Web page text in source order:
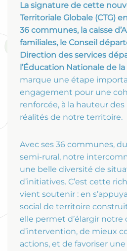
La signature de cette
Territoriale Globale (CTG)
36 communes, la caisse
familiales, le Conseil
Direction des services
l’Éducation Nationale de
marque une étape
engagement pour une
renforcée, à la hauteur
réalités de notre territoire.
Avec ses 36 communes,
semi-rural, notre
une belle diversité de
d’initiatives. C’est cette
vient soutenir : en
social de territoire
elle permet d’élargir notre
d’intervention, de mieux
actions, et de favoriser